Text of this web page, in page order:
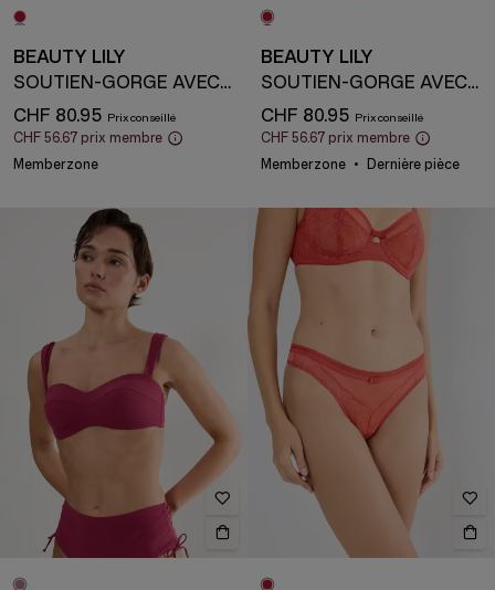
BEAUTY LILY
SOUTIEN-GORGE AVEC ARMATURE
CHF 80.95
CHF 56.67 prix membre
Memberzone
BEAUTY LILY
SOUTIEN-GORGE AVEC ARMATURE
CHF 80.95
CHF 56.67 prix membre
Memberzone
Dernière pièce